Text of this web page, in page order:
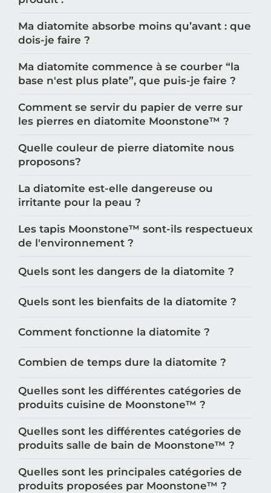
Ma diatomite absorbe moins qu’avant : que
dois-je faire ?
Ma diatomite commence à se courber “la
base n'est plus plate”, que puis-je faire ?
Comment se servir du papier de verre sur
les pierres en diatomite Moonstone™️ ?
Quelle couleur de pierre diatomite nous
proposons?
La diatomite est-elle dangereuse ou
irritante pour la peau ?
Les tapis Moonstone™️ sont-ils respectueux
de l'environnement ?
Quels sont les dangers de la diatomite ?
Quels sont les bienfaits de la diatomite ?
Comment fonctionne la diatomite ?
Combien de temps dure la diatomite ?
Quelles sont les différentes catégories de
produits cuisine de Moonstone™️ ?
Quelles sont les différentes catégories de
produits salle de bain de Moonstone™️ ?
Quelles sont les principales catégories de
produits proposées par Moonstone™️ ?